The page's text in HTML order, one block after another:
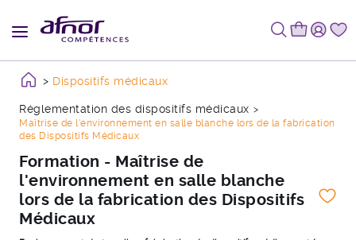
Dispositifs médicaux
Réglementation des dispositifs médicaux
Maîtrise de l'environnement en salle blanche lors de la fabrication
des Dispositifs Médicaux
Formation - Maîtrise de
l'environnement en salle blanche
lors de la fabrication des Dispositifs
Médicaux